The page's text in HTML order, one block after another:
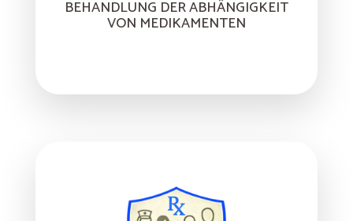
BEHANDLUNG DER ABHÄNGIGKEIT
VON MEDIKAMENTEN